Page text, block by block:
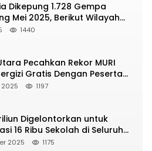
Dikepung 1.728 Gempa
Mei 2025, Berikut Wilayah
Diguncang!
1440
Pecahkan Rekor MURI
Gratis Dengan Peserta
2025 1197
Digelontorkan untuk
16 Ribu Sekolah di Seluruh
2025 1175